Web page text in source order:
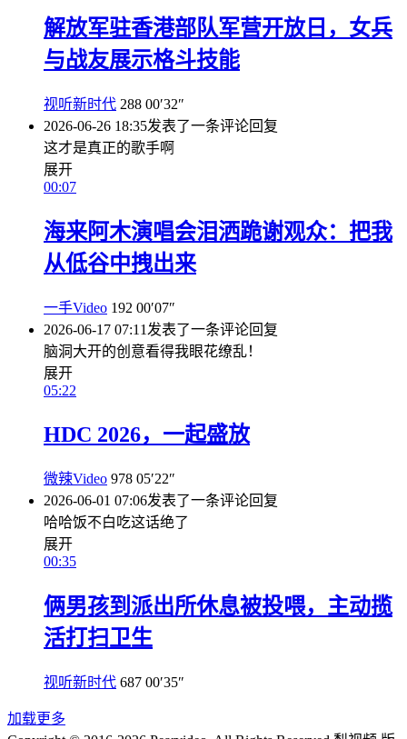
解放军驻香港部队军营开放日，女兵
与战友展示格斗技能
视听新时代 288 00′32″
2026-06-26 18:35发表了一条评论回复
这才是真正的歌手啊
展开
00:07
海来阿木演唱会泪洒跪谢观众：把我
从低谷中拽出来
一手Video 192 00′07″
2026-06-17 07:11 发表了一条评论回复
脑洞大开的创意看得我眼花缭乱！
展开
05:22
HDC 2026，一起盛放
微辣Video 978 05′22″
2026-06-01 07:06发表了一条评论回复
哈哈饭不白吃这话绝了
展开
00:35
俩男孩到派出所休息被投喂，主动揽
活打扫卫生
视听新时代 687 00′35″
加载更多